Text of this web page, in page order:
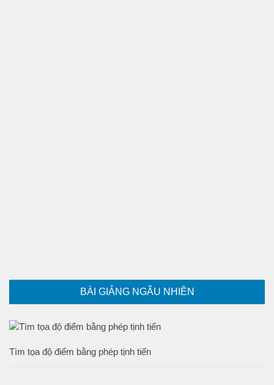
BÀI GIẢNG NGẪU NHIÊN
Tìm tọa độ điểm bằng phép tịnh tiến